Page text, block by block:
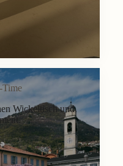
Wickeltisch und